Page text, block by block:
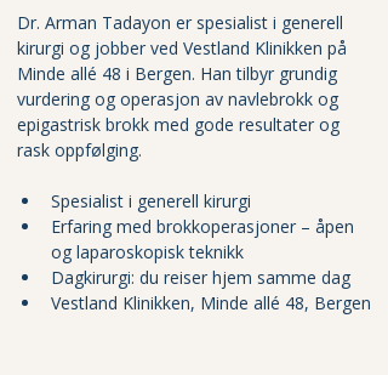
Dr. Arman Tadayon er spesialist i generell
kirurgi og jobber ved Vestland Klinikken på
Minde allé 48 i Bergen. Han tilbyr grundig
vurdering og operasjon av navlebrokk og
epigastrisk brokk med gode resultater og
rask oppfølging.
Spesialist i generell kirurgi
Erfaring med brokkoperasjoner – åpen
og laparoskopisk teknikk
Dagkirurgi: du reiser hjem samme dag
Vestland Klinikken, Minde allé 48, Bergen